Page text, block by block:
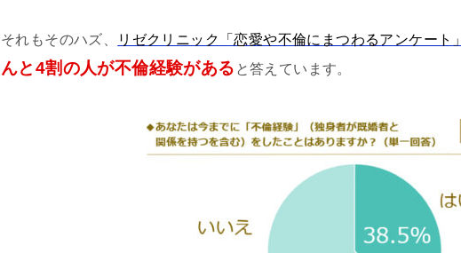
それもそのハズ、 リゼクリニック「恋愛や不倫にまつわるアンケート」
んと4割の人が不倫経験がある と答えています。